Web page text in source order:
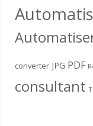
converter JPG PDF
consultant